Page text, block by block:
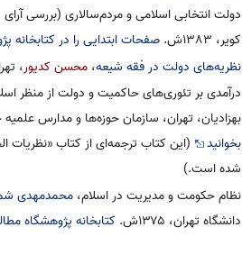
دولت انتخابی اسلامی و مردم‌سالاری (بررسی
کویر، ۱۳۸۳ش.
صفحات ابتدایی را در کتابخانه
نظریه‌های دولت در فقه شیعه، محسن کدیور،
درآمدی بر تئوری‌های حاکمیت و دولت از
بهزادیان، تهران، سازمان حوزه‌ها و مدارس علمیه خارج
بخوانید
(این کتاب ترجمه‌ای از کتاب «نظریات
شده است.)
نظام حکومت و مدیریت در اسلام، محمدمهدی
دانشگاه تهران، ۱۳۷۵ش.
کتابخانه پژوهشگاه